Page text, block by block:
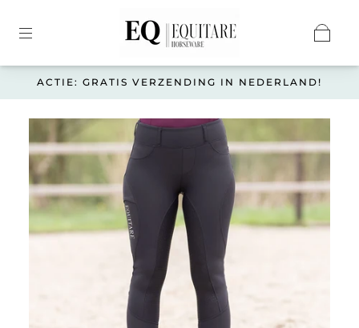
ACTIE: GRATIS VERZENDING IN NEDERLAND!